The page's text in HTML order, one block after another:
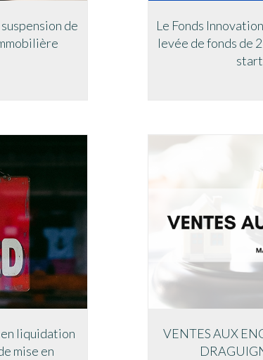
de
Le Fonds
levée de fonds de
liquidation
mise en
VENTES AUX